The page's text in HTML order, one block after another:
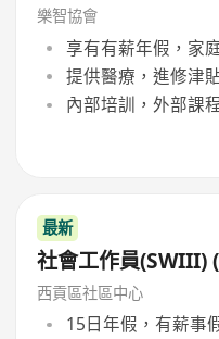
樂智協會
享有有薪年假，家
提供醫療，進修津
內部培訓，外部課
最新
社會工作員(SWIII)
西貢區社區中心
15日年假，有薪事